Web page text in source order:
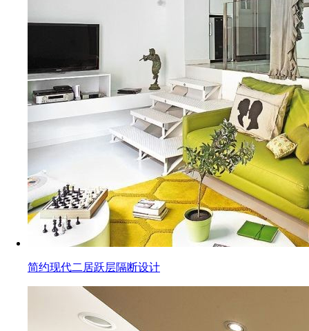
简约现代二居跃层隔断设计